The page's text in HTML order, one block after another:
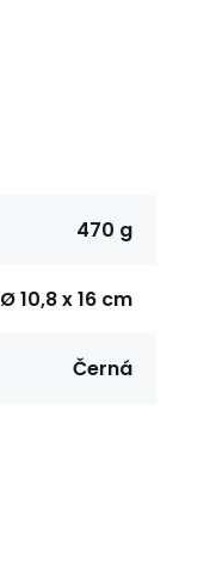
470 g
Ø 10,8 x 16 cm
Černá